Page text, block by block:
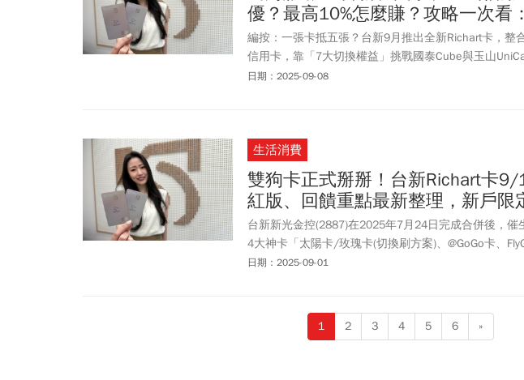
優？最高10%怎麼賺？攻略一次看
編按：一張卡抵五張？台新9月推出全新Richart卡，整
信用卡，靠「7大切換權益」挑戰國泰Cube與玉山
多、刷得更聰明嗎？懶錢包整理3大切換卡優缺點，一
日期：2025-09-08
生活消費
雙狗卡正式掰掰！台新Richart卡
紅版、回饋重點最新整理，新戶限
台新新光金控(2887)在2025年7月24日完成合併後，
4大神卡「太陽卡/玫瑰卡(切換刷方案)、@GoGo卡、
台新Richart卡成為信用卡市場上第3張權益自選的信用
日期：2025-09-01
1 2 3 4 5 6 »